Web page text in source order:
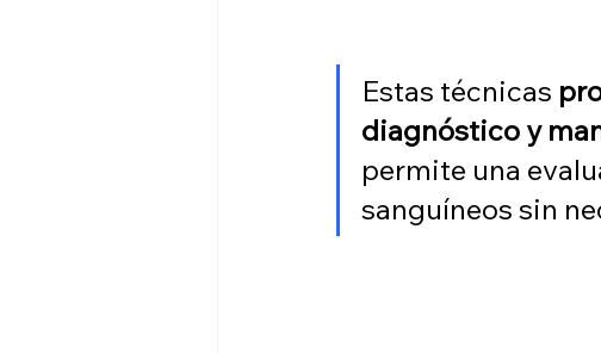
Estas técnicas
diagnóstico y
permite una
sanguíneos sin